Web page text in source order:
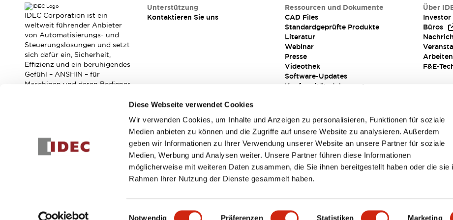
Diese Webseite verwendet Cookies
Wir verwenden Cookies, um Inhalte und Anzeigen zu personalisieren, Funktionen für soziale
Medien anbieten zu können und die Zugriffe auf unsere Website zu analysieren. Außerdem
geben wir Informationen zu Ihrer Verwendung unserer Website an unsere Partner für soziale
Medien, Werbung und Analysen weiter. Unsere Partner führen diese Informationen
möglicherweise mit weiteren Daten zusammen, die Sie ihnen bereitgestellt haben oder die sie
Rahmen Ihrer Nutzung der Dienste gesammelt haben.
Einwilligungsauswahl
Notwendig Präferenzen Statistiken Marketing
Sicherheitslösungen
IDEC-Sicherheitskonzept
Kollaborative Sicherheit (Sicherheit 2.0)
Sicherheitsrelevante Gesetze und Normen
Sicherheitsausrüstung-Kurs
Entdecken Sie alles
Entdecken Sie alles
Software-Updates
IDEC Corporation ist ein
weltweit führender Anbieter
von Automatisierungs- und
Steuerungslösungen und setzt
sich dafür ein, Sicherheit,
Effizienz und ein beruhigendes
Gefühl – ANSHIN – für
Maschinen und deren Bediener
Unterstützung
Kontaktieren Sie uns
Ressourcen und Dokumente
CAD Files
Standardgeprüfte Produkte
Literatur
Webinar
Presse
Videothek
Software-Updates
Konformitätsdokumente
Über
Investor
Büros
F&E-
Abonnieren Sie unseren Newsletter!
Registrieren
DatenschutzrichtlinieGeschäftsbedingungen